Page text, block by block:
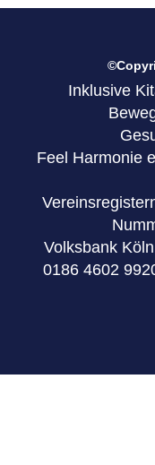
Inklusive
Feel Harmonie
Volksbank
0186 4602